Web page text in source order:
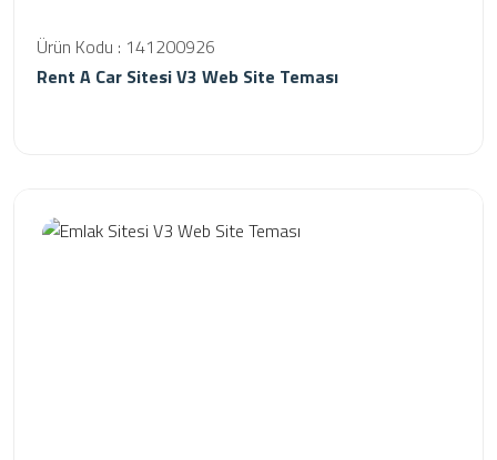
Ürün Kodu : 141200926
Rent A Car Sitesi V3 Web Site Teması